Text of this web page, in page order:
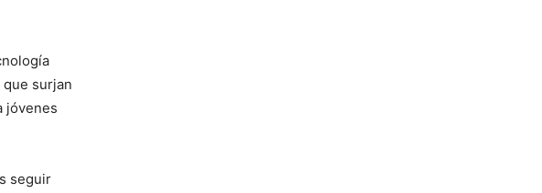
surjan
jóvenes
seguir